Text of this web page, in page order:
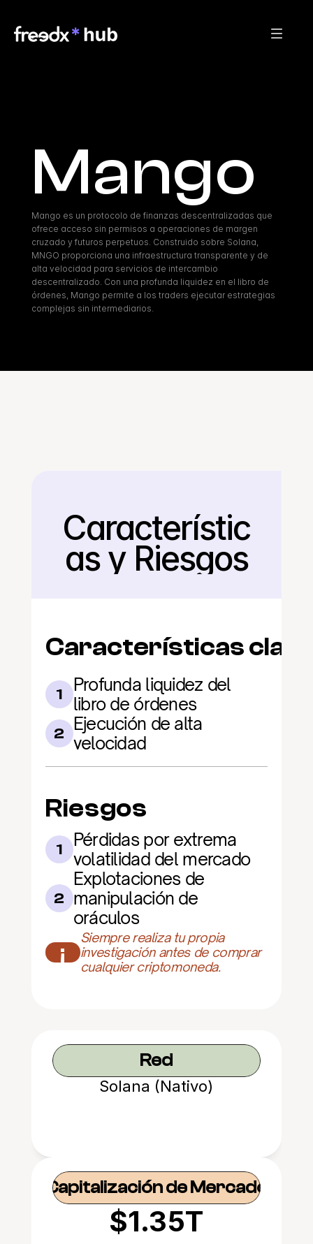
Mango
Mango es un protocolo de finanzas descentralizadas que
ofrece acceso sin permisos a operaciones de margen
cruzado y futuros perpetuos. Construido sobre Solana,
MNGO proporciona una infraestructura transparente y de
alta velocidad para servicios de intercambio
descentralizado. Con una profunda liquidez en el libro de
órdenes, Mango permite a los traders ejecutar estrategias
complejas sin intermediarios.
Regresar
Característic
as y Riesgos
Características
1
Profunda liquidez del
libro de órdenes
2 Ejecución de alta
velocidad
Riesgos
1
Pérdidas por extrema
volatilidad del mercado
2
Explotaciones de
manipulación de
oráculos
¡
Siempre realiza tu propia
investigación antes de comprar
cualquier criptomoneda.
Red
Solana (Nativo)
Capitalización de Mercado
$1.35T